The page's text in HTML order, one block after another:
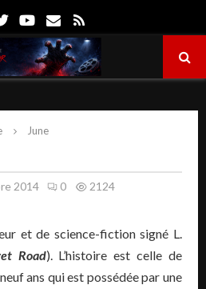
TwitterYoutube
Email
June
2014 0 2124
et de science-fiction signé L.
Road). L’histoire est celle de
ans qui est possédée par une